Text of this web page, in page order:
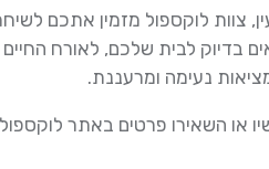
לוקספול מזמין אתכם
בדיוק לבית שלכם, לאורח
נעימה ומרעננת.
או השאירו פרטים באתר